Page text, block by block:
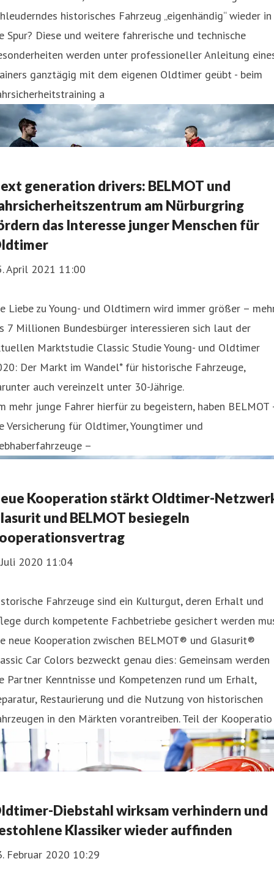
historisches Fahrzeug „eigenhändig“ wieder in
Spur? Diese und weitere fahrerische und technische
werden unter professioneller Anleitung
ganztägig mit dem eigenen Oldtimer geübt - beim
a
generation drivers: BELMOT und
am Nürburgring
das Interesse junger Menschen für
April 2021 11:00
Liebe zu Young- und Oldtimern wird immer größer –
7 Millionen Bundesbürger interessieren sich laut der
Marktstudie Classic Studie Young- und Oldtimer
Der Markt im Wandel* für historische Fahrzeuge,
auch vereinzelt unter 30-Jährige.
mehr junge Fahrer hierfür zu begeistern, haben BELMOT
Versicherung für Oldtimer, Youngtimer und
–
Kooperation stärkt Oldtimer-
und BELMOT besiegeln
2020 11:04
Fahrzeuge sind ein Kulturgut, deren Erhalt und
durch kompetente Fachbetriebe gesichert werden
neue Kooperation zwischen BELMOT® und Glasurit®
Car Colors bezweckt genau dies: Gemeinsam werden
Partner Kenntnisse und Kompetenzen rund um Erhalt,
Restaurierung und die Nutzung von historischen
in den Märkten vorantreiben. Teil der Kooperatio
Diebstahl wirksam verhindern und
Klassiker wieder auffinden
Februar 2020 10:29